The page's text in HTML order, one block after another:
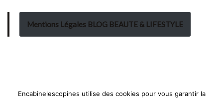
Mentions Légales BLOG BEAUTE & LIFESTYLE
Encabinelescopines utilise des cookies pour vous garantir la